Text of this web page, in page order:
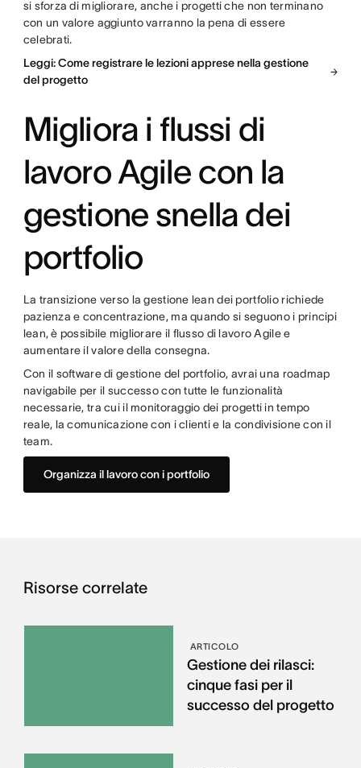
si sforza di migliorare, anche i progetti che non terminano
con un valore aggiunto varranno la pena di essere
celebrati.
Leggi: Come registrare le lezioni apprese nella gestione
del progetto
Migliora i flussi di
lavoro Agile con la
gestione snella dei
portfolio
La transizione verso la gestione lean dei portfolio richiede
pazienza e concentrazione, ma quando si seguono i principi
lean, è possibile migliorare il flusso di lavoro Agile e
aumentare il valore della consegna.
Con il software di gestione del portfolio, avrai una roadmap
navigabile per il successo con tutte le funzionalità
necessarie, tra cui il monitoraggio dei progetti in tempo
reale, la comunicazione con i clienti e la condivisione con il
team.
Organizza il lavoro con i portfolio
Risorse correlate
ARTICOLO
Gestione dei rilasci:
cinque fasi per il
successo del progetto